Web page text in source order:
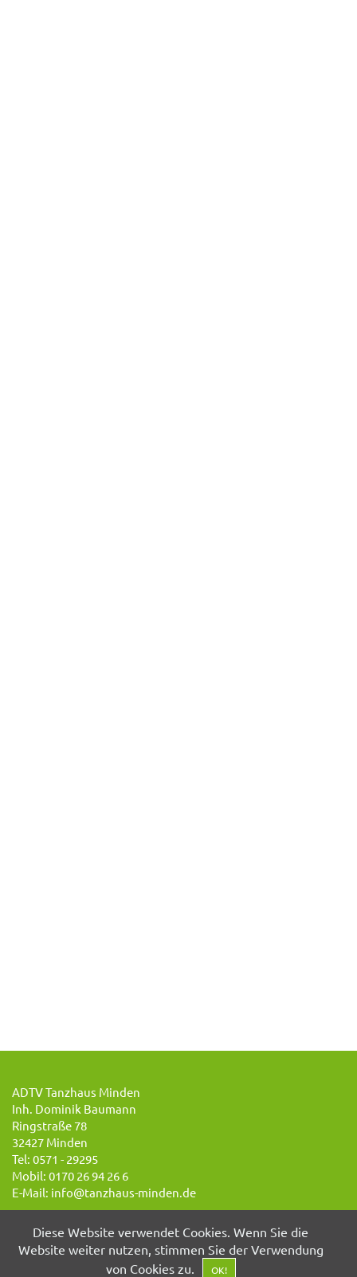
ADTV Tanzhaus Minden
Inh. Dominik Baumann
Ringstraße 78
32427 Minden
Tel: 0571 - 29295
Mobil: 0170 26 94 26 6
E-Mail: info@tanzhaus-minden.de
Diese Website verwendet Cookies. Wenn Sie die
Website weiter nutzen, stimmen Sie der Verwendung
von Cookies zu.
OK!